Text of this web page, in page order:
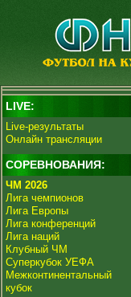
LIVE:
Live-результаты
Онлайн трансляции
СОРЕВНОВАНИЯ:
ЧМ 2026
Лига чемпионов
Лига Европы
Лига конференций
Лига наций
Клубный ЧМ
Суперкубок УЕФА
Межконтинентальный
кубок